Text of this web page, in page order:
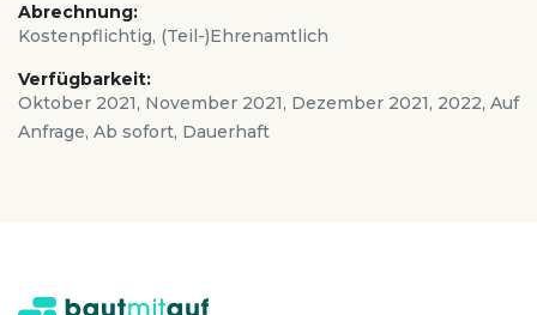
Abrechnung:
Kostenpflichtig, (Teil-)Ehrenamtlich
Verfügbarkeit:
Oktober 2021, November 2021, Dezember 2021, 2022, Auf
Anfrage, Ab sofort, Dauerhaft